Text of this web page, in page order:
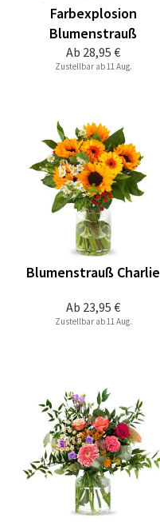
Ab 28,95 €
Farbexplosion
Blumenstrauß
Zustellbar ab 11 Aug.
Ab 23,95 €
Blumenstrauß Charlie
Zustellbar ab 11 Aug.